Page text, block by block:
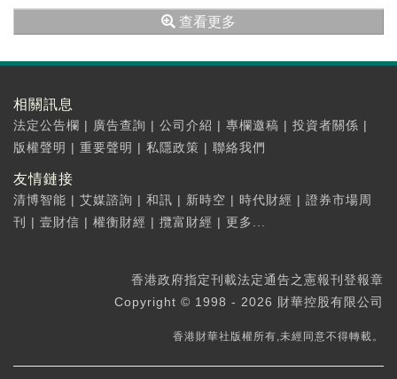
查看更多
相關訊息
法定公告欄 | 廣告查詢 | 公司介紹 | 專欄邀稿 | 投資者關係 |
版權聲明 | 重要聲明 | 私隱政策 | 聯絡我們
友情鏈接
清博智能 | 艾媒諮詢 | 和訊 | 新時空 | 時代財經 | 證券市場周
刊
| 壹財信 | 權衡財經 | 攬富財經 | 更多...
香港政府指定刊載法定通告之憲報刊登報章
Copyright © 1998 - 2026 財華控股有限公司
香港財華社版權所有,未經同意不得轉載。